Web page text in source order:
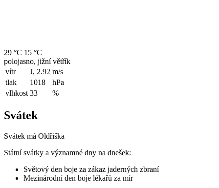
29 °C 15 °C
polojasno, jižní větřík
vítr
J, 2.92 m/s
tlak
1018
hPa
vlhkost 33 %
Svátek
Svátek má Oldřiška
Státní svátky a významné dny na dnešek:
Světový den boje za zákaz jaderných zbraní
Mezinárodní den boje lékařů za mír